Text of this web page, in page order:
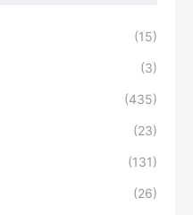
(15)
(3)
(435)
(23)
(131)
(26)